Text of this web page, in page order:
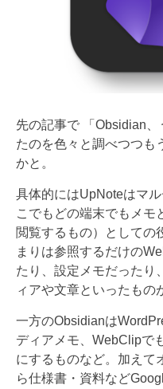
先の記事で 「Obsidian
たのを色々と調べつつも
かと。
具体的にはUpNoteはマ
こでもどの端末でもメモ
閲覧するもの）としての
まりは参照するだけの
たり、設定メモだったり
ィアや文章といったもの
一方のObsidianは
ディアメモ、WebClipで
にするものなど。加えて
ら仕様書・資料など